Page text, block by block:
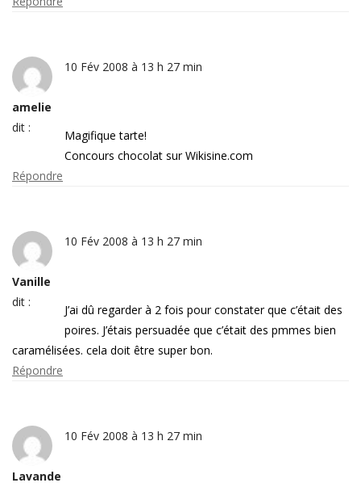
amelie
dit :
10 Fév 2008 à 13 h 27 min
Magifique tarte!
Concours chocolat sur Wikisine.com
Répondre
Vanille
dit :
10 Fév 2008 à 13 h 27 min
J’ai dû regarder à 2 fois pour constater que c’était des
poires. J’étais persuadée que c’était des pmmes bien
caramélisées. cela doit être super bon.
Répondre
Lavande
10 Fév 2008 à 13 h 27 min